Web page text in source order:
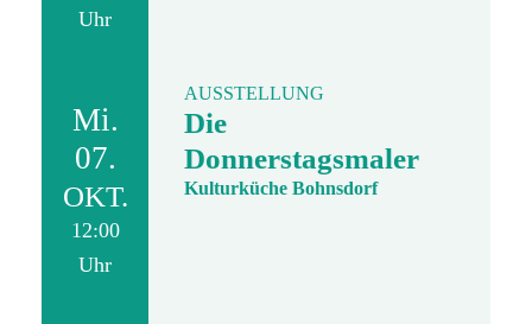
Uhr
Mi.
07.
OKT.
12:00
Uhr
AUSSTELLUNG
Die
Donnerstagsmaler
Kulturküche Bohnsdorf